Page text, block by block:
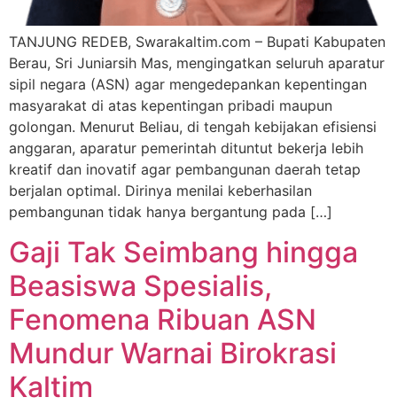
TANJUNG REDEB, Swarakaltim.com – Bupati Kabupaten
Berau, Sri Juniarsih Mas, mengingatkan seluruh aparatur
sipil negara (ASN) agar mengedepankan kepentingan
masyarakat di atas kepentingan pribadi maupun
golongan. Menurut Beliau, di tengah kebijakan efisiensi
anggaran, aparatur pemerintah dituntut bekerja lebih
kreatif dan inovatif agar pembangunan daerah tetap
berjalan optimal. Dirinya menilai keberhasilan
pembangunan tidak hanya bergantung pada […]
Gaji Tak Seimbang hingga
Beasiswa Spesialis,
Fenomena Ribuan ASN
Mundur Warnai Birokrasi
Kaltim